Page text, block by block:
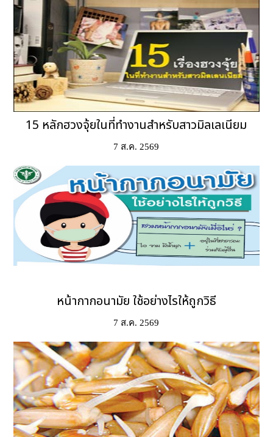
15 หลักฮวงจุ้ยในที่ทำงานสำหรับสาวมิลเลเนียม
7 ส.ค. 2569
หน้ากากอนามัย ใช้อย่างไรให้ถูกวิธี
7 ส.ค. 2569